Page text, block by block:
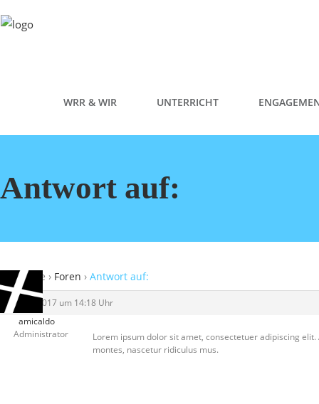
WRR & WIR UNTERRICHT
Antwort auf:
Startseite › Foren › Antwort auf:
25. Mai 2017 um 14:18 Uhr
amicaldo
Administrator
Lorem ipsum dolor sit amet, consectetuer adipiscing
montes, nascetur ridiculus mus.